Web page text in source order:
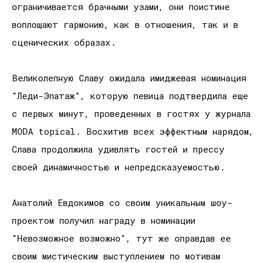
ограничивается брачными узами, они поистине
воплощают гармонию, как в отношения, так и в
сценических образах.
Великолепную Славу ожидала имиджевая номинация
"Леди-Эпатаж", которую певица подтвердила еще
с первых минут, проведенных в гостях у журнала
MODA topical. Восхитив всех эффектным нарядом,
Слава продолжила удивлять гостей и прессу
своей динамичностью и непредсказуемостью.
Анатолий Евдокимов со своим уникальным шоу-
проектом получил награду в номинации
"Невозможное возможно", тут же оправдав ее
своим мистическим выступлением по мотивам